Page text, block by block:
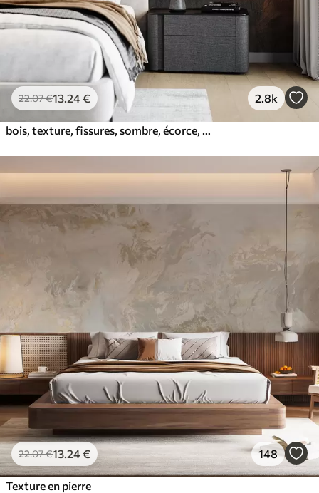
22.07€13 .24€ 2.8k
22.07€13 .24€ 148
Texture en pierre